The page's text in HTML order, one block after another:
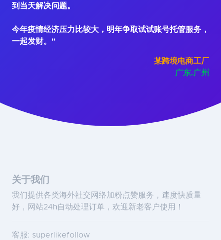
到当天解决问题。
今年疫情经济压力比较大，明年争取试试账号托管服务，
一起发财。"
某跨境电商工厂
广东.广州
关于我们
我们提供各类海外社交网络加粉点赞服务，速度快质量
好，网站24h自动处理订单，欢迎新老客户使用！
客服: superlikefollow